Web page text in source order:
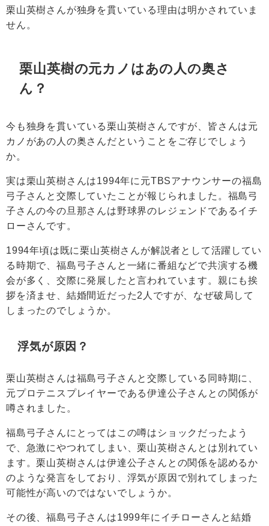
栗山英樹さんが独身を貫いている理由は明かされていま
せん。
栗山英樹の元カノはあの人の奥さ
ん？
今も独身を貫いている栗山英樹さんですが、皆さんは元
カノがあの人の奥さんだということをご存じでしょう
か。
実は栗山英樹さんは1994年に元TBSアナウンサーの福島
弓子さんと交際していたことが報じられました。福島弓
子さんの今の旦那さんは野球界のレジェンドであるイチ
ロー さんです。
1994年頃は既に栗山英樹さんが解説者として活躍してい
る時期で、福島弓子さんと一緒に番組などで共演する機
会が多く、交際に発展したと言われています。親にも挨
拶を済ませ、結婚間近だった2人ですが、なぜ破局して
しまったのでしょうか。
浮気が原因？
栗山英樹さんは福島弓子さんと交際している同時期に、
元プロテニスプレイヤーである伊達公子さんとの関係が
噂されました。
福島弓子さんにとってはこの噂はショックだったよう
で、急激にやつれてしまい、栗山英樹さんとは別れてい
ます。栗山英樹さんは伊達公子さんとの関係を認めるか
のような発言をしており、浮気が原因で別れてしまった
可能性が高いのではないでしょうか。
その後、福島弓子さんは1999年にイチローさんと結婚